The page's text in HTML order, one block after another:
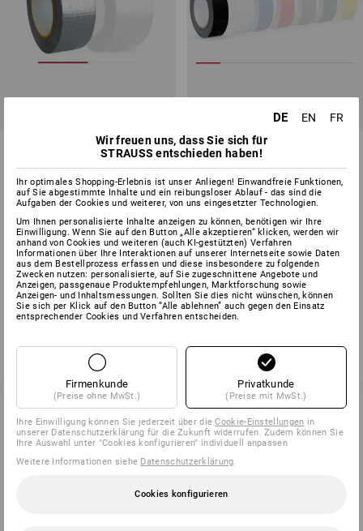
Gewebe-Reparaturband
Varianten
ab 3,80 €
Meter
(m. MwSt.) ab 240 Stück
Gewebe-Klebeband
7 Farben
ab 4,87 €
Grundpreis :0,19 €/Meter
(m. MwSt.) ab 60 Stück
Sie haben sich bereits 4 von 4 Artikeln angesehen.
SERVICE 0 60 50 / 97 10 12
DE EN
FR
Wir freuen uns, dass Sie sich für
STRAUSS entschieden haben!
Ihr optimales Shopping-Erlebnis ist unser Anliegen! Einwandfreie Funktionen,
auf Sie abgestimmte Inhalte und ein reibungsloser Ablauf - das sind die
Aufgaben der Cookies und weiterer, von uns eingesetzter Technologien.
Um Ihnen personalisierte Inhalte anzeigen zu können, benötigen wir Ihre
Einwilligung. Wenn Sie auf den Button „Alle akzeptieren“ klicken, werden wir
anhand von Cookies und weiteren (auch KI-gestützten) Verfahren
Informationen über Ihre Interaktionen auf unserer Internetseite sowie Daten
aus dem Bestellprozess erfassen und diese insbesondere zu folgenden
Zwecken nutzen: personalisierte, auf Sie zugeschnittene Angebote und
Anzeigen, passgenaue Produktempfehlungen, Marktforschung sowie
Anzeigen- und Inhaltsmessungen. Sollten Sie dies nicht wünschen, können
Sie sich per Klick auf den Button “Alle ablehnen” auch gegen den Einsatz
entsprechender Cookies und Verfahren entscheiden.
Firmenkunde
(Preise ohne MwSt.)
Privatkunde
(Preise mit MwSt.)
Ihre Einwilligung können Sie jederzeit über dieCookie-Einstellungen in
unserer Datenschutzerklärung für die Zukunft widerrufen. Zudem können Sie
Ihre Auswahl unter "Cookies konfigurieren" individuell anpassen
Weitere Informationen siehe Datenschutzerklärung.
Cookies konfigurieren